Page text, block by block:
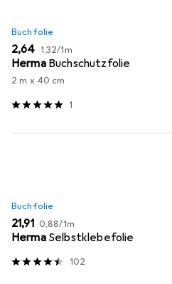
Buchfolie
EUR
2,64 EUR
1,32/1m
Herma Buchschutzfolie
2 m x 40 cm
1
Buchfolie
EUR
21,91 EUR
0,88/1m
Herma Selbstklebefolie
102